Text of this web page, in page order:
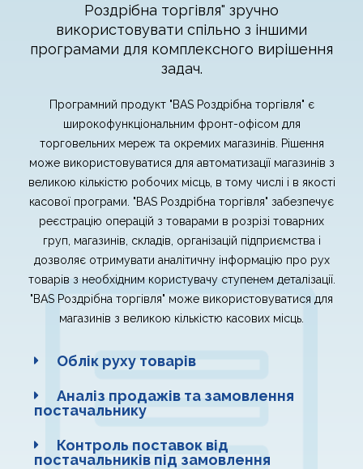
Роздрібна торгівля" зручно
використовувати спільно з іншими
програмами для комплексного вирішення
задач.
Програмний продукт "BAS Роздрібна торгівля" є
широкофункціональним фронт-офісом для
торговельних мереж та окремих магазинів. Рішення
може використовуватися для автоматизації магазинів з
великою кількістю робочих місць, в тому числі і в якості
касової програми. "BAS Роздрібна торгівля" забезпечує
реєстрацію операцій з товарами в розрізі товарних
груп, магазинів, складів, організацій підприємства і
дозволяє отримувати аналітичну інформацію про рух
товарів з необхідним користувачу ступенем деталізації.
"BAS Роздрібна торгівля" може використовуватися для
магазинів з великою кількістю касових місць.
Облік руху товарів
Аналіз продажів та замовлення
постачальнику
Контроль поставок від
постачальників під замовлення